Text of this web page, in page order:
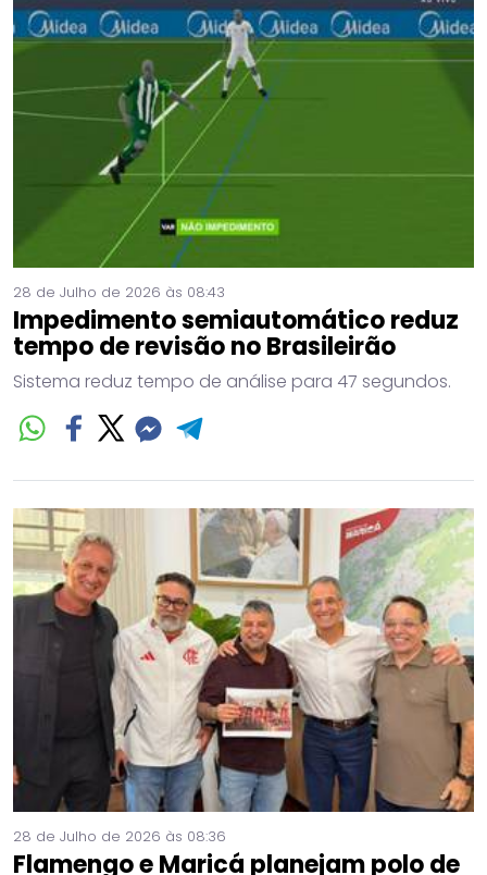
28 de Julho de 2026 às 08:43
Impedimento semiautomático reduz
tempo de revisão no Brasileirão
Sistema reduz tempo de análise para 47 segundos.
28 de Julho de 2026 às 08:36
Flamengo e Maricá planejam polo de